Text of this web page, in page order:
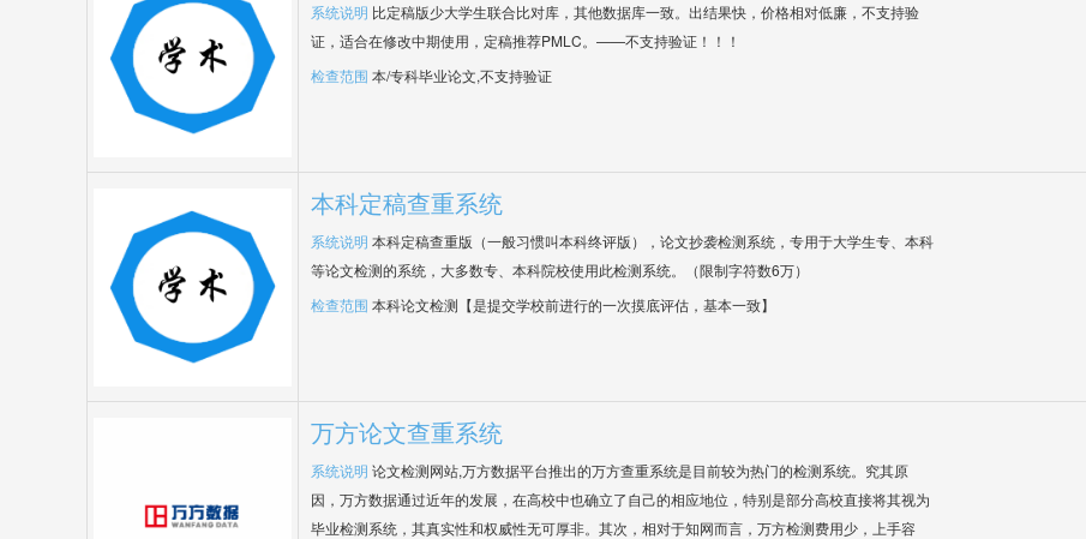
系统说明 比定稿版少大学生联合比对库，其他数据库一致。出结果快，价格相对低廉，不支持验
证，适合在修改中期使用，定稿推荐PMLC。——不支持验证！！！
检查范围 本/专科毕业论文,不支持验证
本科定稿查重系统
系统说明 本科定稿查重版（一般习惯叫本科终评版），论文抄袭检测系统，专用于大学生专、本科
等论文检测的系统，大多数专、本科院校使用此检测系统。（限制字符数6万）
检查范围 本科论文检测【是提交学校前进行的一次摸底评估，基本一致】
万方论文查重系统
系统说明 论文检测网站,万方数据平台推出的万方查重系统是目前较为热门的检测系统。究其原
因，万方数据通过近年的发展，在高校中也确立了自己的相应地位，特别是部分高校直接将其视为
毕业检测系统，其真实性和权威性无可厚非。其次，相对于知网而言，万方检测费用少，上手容